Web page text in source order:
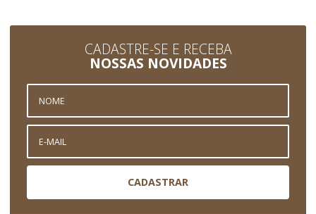
CADASTRE-SE E RECEBA
NOSSAS NOVIDADES
CADASTRAR